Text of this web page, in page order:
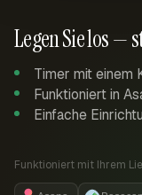
Legen Sie los —
Timer mit
Funktioniert in
Einfache
Funktioniert mit Ihrem